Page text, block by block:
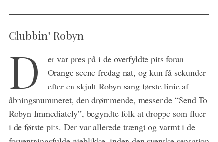
Clubbin’ Robyn
D
er var pres på i de overfyldte pits foran
Orange scene fredag nat, og kun få sekunder
efter en skjult Robyn sang første linie af
åbningsnummeret, den drømmende, messende “Send To
Robyn Immediately”, begyndte folk at droppe som fluer
i de første pits. Der var allerede trængt og varmt i de